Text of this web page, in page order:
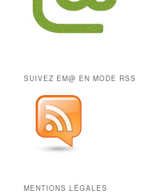
SUIVEZ EM@ EN MODE RSS
MENTIONS LÉGALES